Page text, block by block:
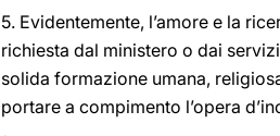
5. Evidentemente, l’amore e la
richiesta dal ministero o dai
solida formazione umana,
portare a compimento l’opera